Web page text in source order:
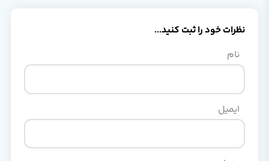
نظرات خود را ثبت کنید...
نام
ایمیل